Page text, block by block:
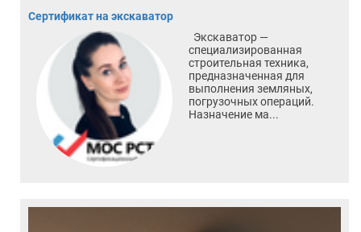
Сертификат на экскаватор
Экскаватор —
специализированная
строительная техника,
предназначенная для
выполнения земляных,
погрузочных операций.
Назначение ма...